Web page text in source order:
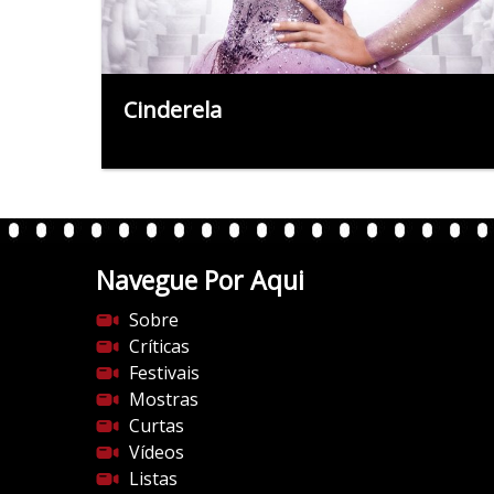
Cinderela
Navegue Por Aqui
Sobre
Críticas
Festivais
Mostras
Curtas
Vídeos
Listas